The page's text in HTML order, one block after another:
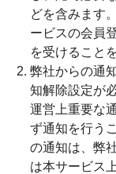
どを含みます
ービスの会員
を受けること
弊社からの通
知解除設定が
運営上重要な
ず通知を行う
の通知は、弊
は本サービス